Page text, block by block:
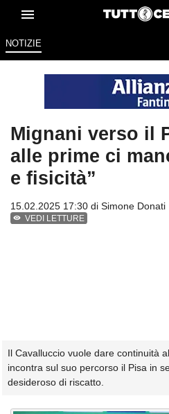
NOTIZIE
Mignani verso il
alle prime ci
e fisicità”
15.02.2025 17:30 di Simone Donati
VEDI LETTURE
Il Cavalluccio vuole dare continuità
incontra sul suo percorso il Pisa in
desideroso di riscatto.